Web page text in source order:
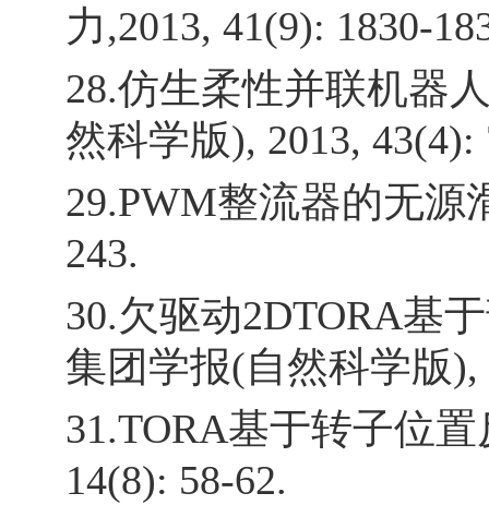
力,2013, 41(9): 1830-
28.仿生柔性并联机器
然科学版), 2013, 43(4):
29.PWM整流器的无源
243.
30.欠驱动2DTORA基
集团学报(自然科学版),
31.TORA基于转子位
14(8): 58-62.